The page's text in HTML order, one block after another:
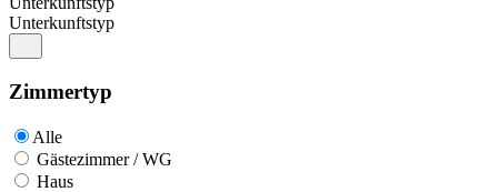
Unterkunftstyp
Zimmertyp
Alle
Gästezimmer / WG
Haus